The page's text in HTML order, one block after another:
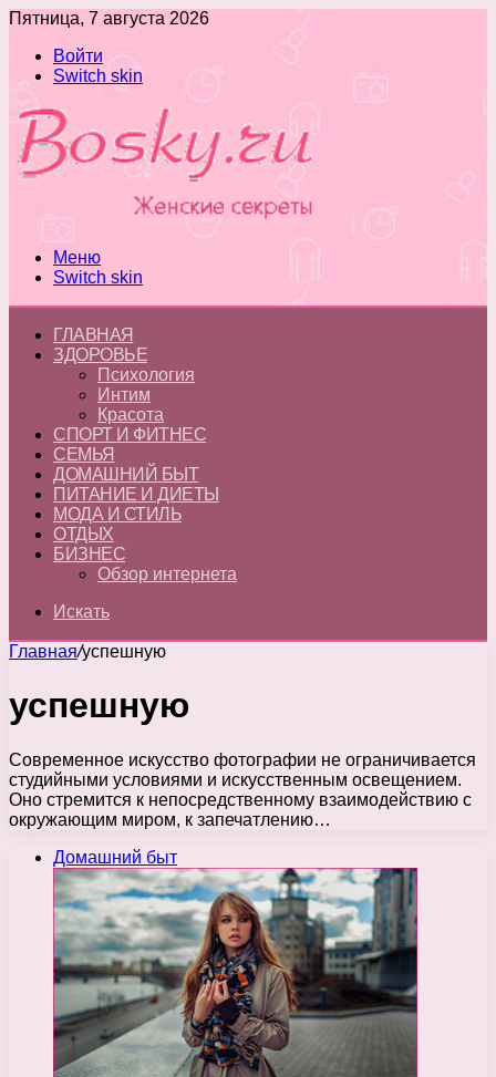
Пятница, 7 августа 2026
Войти
Switch skin
Меню
Switch skin
ГЛАВНАЯ
ЗДОРОВЬЕ
Психология
Интим
Красота
СПОРТ И ФИТНЕС
СЕМЬЯ
ДОМАШНИЙ БЫТ
ПИТАНИЕ И ДИЕТЫ
МОДА И СТИЛЬ
ОТДЫХ
БИЗНЕС
Обзор интернета
Искать
Главная/успешную
успешную
Современное искусство фотографии не ограничивается
студийными условиями и искусственным освещением.
Оно стремится к непосредственному взаимодействию с
окружающим миром, к запечатлению…
Домашний быт